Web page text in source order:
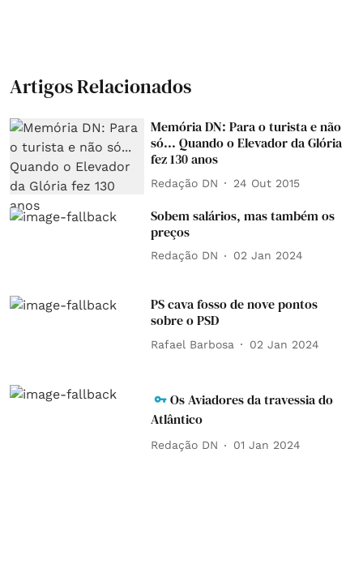
Artigos Relacionados
Memória DN: Para o turista e não
só... Quando o Elevador da Glória
fez 130 anos
Redação DN 24 Out 2015
Sobem salários, mas também os
preços
Redação DN 02 Jan 2024
PS cava fosso de nove pontos
sobre o PSD
Rafael Barbosa 02 Jan 2024
Os Aviadores da travessia do
Atlântico
Redação DN 01 Jan 2024